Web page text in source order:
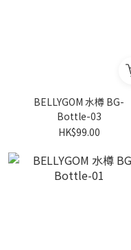
BELLYGOM 水樽 BG-
Bottle-03
HK$99.00